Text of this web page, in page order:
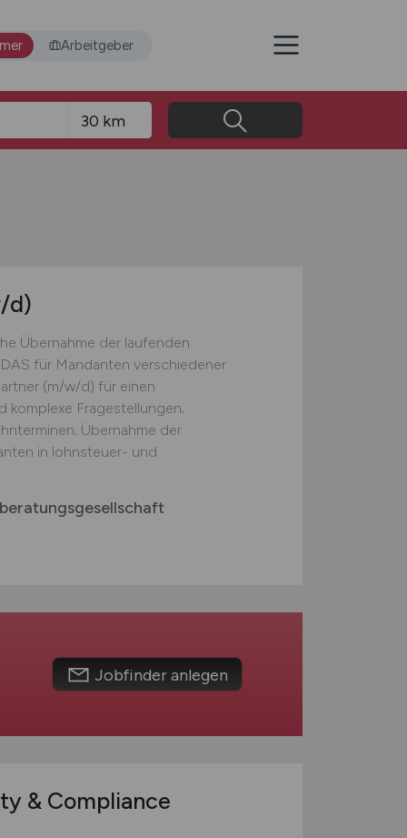
Arbeitgeber
d)
Übernahme der laufenden
für Mandanten verschiedener
(m/w/d) für einen
komplexe Fragestellungen;
Übernahme der
in lohnsteuer- und
Jobfinder anlegen
& Compliance